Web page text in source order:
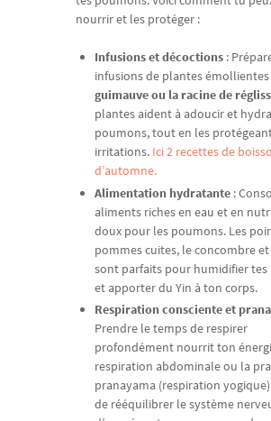
nourrir et les protéger :
Infusions et décoctions :
infusions de plantes
guimauve ou la racine de
plantes aident à adoucir et
poumons, tout en les
irritations. Ici 2 recettes de
d’automne.
Alimentation hydratante :
aliments riches en eau et en
doux pour les poumons. Les
pommes cuites, le concombre
sont parfaits pour humidifier
et apporter du Yin à ton corps.
Respiration consciente et
Prendre le temps de respirer
profondément nourrit ton
respiration abdominale ou la
pranayama (respiration
de rééquilibrer le système